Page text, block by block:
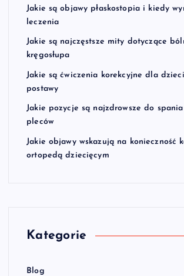
Jakie są objawy płaskostopia i kiedy
leczenia
Jakie są najczęstsze mity dotyczące
kręgosłupa
Jakie są ćwiczenia korekcyjne dla
postawy
Jakie pozycje są najzdrowsze do
pleców
Jakie objawy wskazują na konieczność
ortopedą dziecięcym
Kategorie
Blog